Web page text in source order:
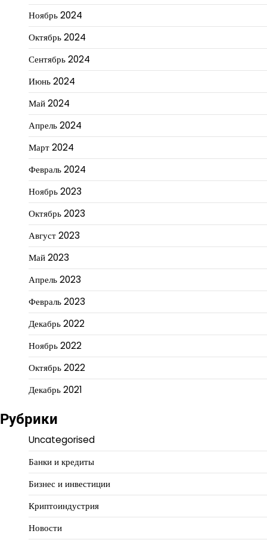
Ноябрь 2024
Октябрь 2024
Сентябрь 2024
Июнь 2024
Май 2024
Апрель 2024
Март 2024
Февраль 2024
Ноябрь 2023
Октябрь 2023
Август 2023
Май 2023
Апрель 2023
Февраль 2023
Декабрь 2022
Ноябрь 2022
Октябрь 2022
Декабрь 2021
Рубрики
Uncategorised
Банки и кредиты
Бизнес и инвестиции
Криптоиндустрия
Новости